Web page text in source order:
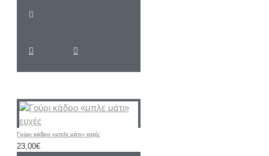
Γούρι κάδρο «μπλε μάτι» ευχές
23,00€